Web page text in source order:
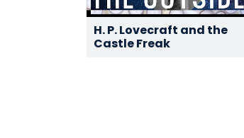
H. P. Lovecraft and the
Castle Freak